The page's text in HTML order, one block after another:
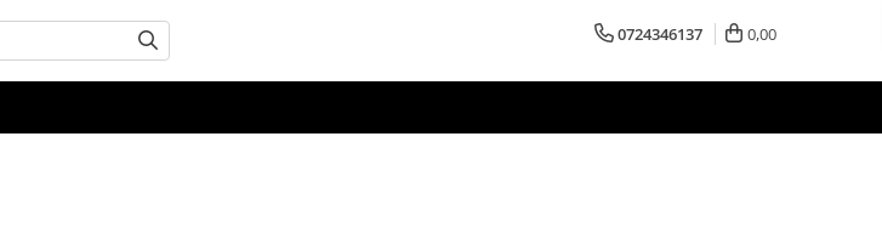
0724346137 0,00